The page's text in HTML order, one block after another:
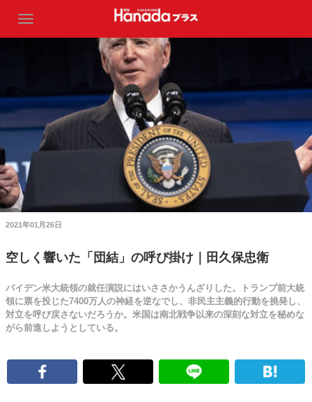
2021年01月26日
空しく響いた「団結」の呼び掛け｜田久保忠衛
バイデン米大統領の就任演説にはいささかうんざりした。トランプ前大統
領に票を投じた7400万人の神経を逆なでし、非民主主義的行動を挑発し、
対立を呼び戻さないだろうか。米国は南北戦争以来の深刻な対立を秘めな
がら前進しようとしている。